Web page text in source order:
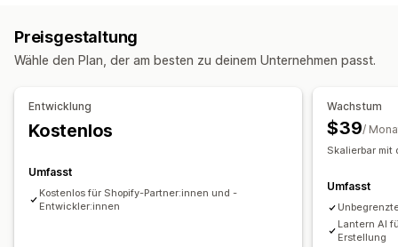
Angebote und Empfehlungen
Analysen
A/B-Tests Klickraten Funnel-Leistung
Quizze Individuelle Popups
Trigger und Regeln
Tracking
Preisgestaltung
Wähle den Plan, der am besten zu deinem Unternehmen passt.
Entwicklung
Kostenlos
Umfasst
Kostenlos für Shopify-Partner:innen und -
Entwickler:innen
Wachstum
$39/
Skalierbar mit
Umfasst
Lantern AI
Erstellung